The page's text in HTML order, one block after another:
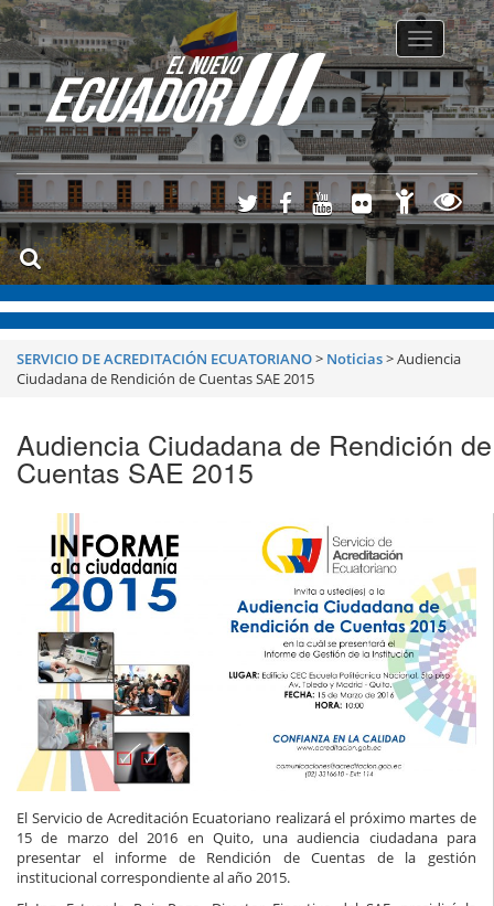
Toggle
SERVICIO DE ACREDITACIÓN ECUATORIANO> Noticias>Audiencia
Ciudadana de Rendición de Cuentas SAE 2015
Audiencia Ciudadana de Rendición de
Cuentas SAE 2015
El Servicio de Acreditación Ecuatoriano realizará el próximo martes de
15 de marzo del 2016 en Quito, una audiencia ciudadana para
presentar el informe de Rendición de Cuentas de la gestión
institucional correspondiente al año 2015.